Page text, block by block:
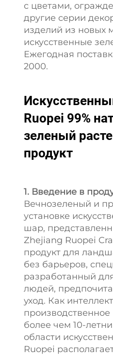
с цветами,
другие серии
изделий из новых
искусственные
Ежегодная
2000.
Ruopei 99%
зеленый
продукт
1. Введение в
Вечнозеленый и
установке
шар,
Zhejiang Ruopei
продукт для
без барьеров,
разработанный
людей,
уход. Как
более чем 10-
области
Ruopei